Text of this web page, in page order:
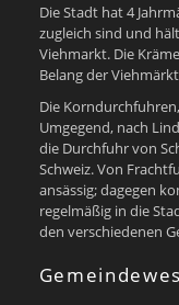
Die Stadt hat 4
zugleich sind und
Viehmarkt. Die
Belang der
Die
Umgegend, nach
die Durchfuhr von
Schweiz. Von
ansässig; dagegen
regelmäßig in die
den verschiedenen